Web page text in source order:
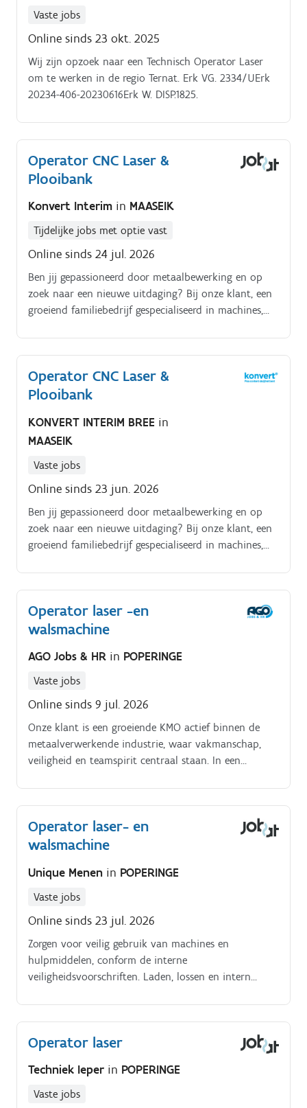
Vaste jobs
Online sinds 23 okt. 2025
Wij zijn opzoek naar een Technisch Operator Laser
om te werken in de regio Ternat. Erk VG. 2334/UErk
20234-406-20230616Erk W. DISP.1825.
Operator CNC Laser &
Plooibank
Konvert Interim in MAASEIK
Tijdelijke jobs met optie vast
Online sinds 24 jul. 2026
Ben jij gepassioneerd door metaalbewerking en op
zoek naar een nieuwe uitdaging? Bij onze klant, een
groeiend familiebedrijf gespecialiseerd in machines,
Operator CNC Laser en/of CNC Plooibank. Jouw
verantwoordelijkheden: Bedienen en onderhouden
van CNC laser- en/of plooimachines Uitvoeren van
onderdelen Samenwerken met collega’s om de
productiedoelen te behalen Werken volgens strikte
veiligheidsvoorschriften en kwaliteitsnormen
Operator CNC Laser &
Plooibank
KONVERT INTERIM BREE in
MAASEIK
Vaste jobs
Online sinds 23 jun. 2026
Ben jij gepassioneerd door metaalbewerking en op
zoek naar een nieuwe uitdaging? Bij onze klant, een
groeiend familiebedrijf gespecialiseerd in machines,
betonindustrie wereldwijd, zijn we op zoek naar een
Operator CNC Laser en/of CNC Plooibank Jouw
verantwoordelijkheden:. Bedienen en onderhouden
van CNC laser- en/of plooimachines Uitvoeren van
onderdelen Samenwerken met collega's om de
productiedoelen te behalen Werken volgens strikte
Operator laser -en
walsmachine
AGO Jobs & HR in POPERINGE
Vaste jobs
Online sinds 9 jul. 2026
Onze klant is een groeiende KMO actief binnen de
metaalverwerkende industrie, waar vakmanschap,
veiligheid en teamspirit centraal staan. In een
Operator laser- en
walsmachine
Unique Menen in POPERINGE
Vaste jobs
Online sinds 23 jul. 2026
Zorgen voor veilig gebruik van machines en
hulpmiddelen, conform de interne
veiligheidsvoorschriften. Laden, lossen en intern
rolbrug.
Operator laser
Techniek Ieper in POPERINGE
Vaste jobs